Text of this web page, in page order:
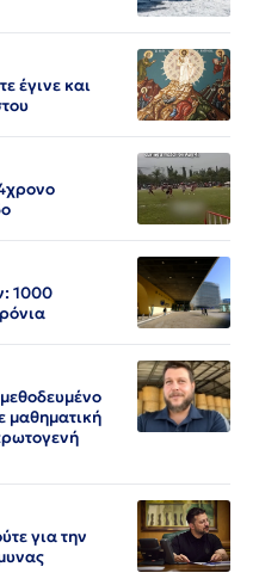
έγινε και
1000
μαθηματική
για την